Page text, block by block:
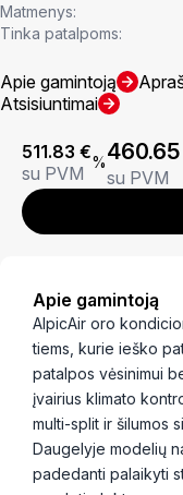
Matmenys:
Tinka patalpoms:
Apie gamintoją
Atsisiuntimai
511.83 €
su PVM
%460.65
su PVM
Apie gamintoją
AlpicAir oro
tiems, kurie ieško
patalpos vėsinimui
įvairius klimato
multi-split ir šilumos
Daugelyje modelių
padedanti palaikyti